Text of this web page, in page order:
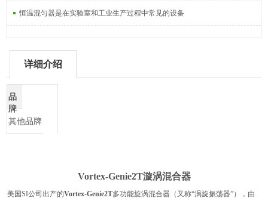
恒温混匀器是在实验室和工业生产过程中常见的设备
详细介绍
品
牌
其他品牌
Vortex-Genie2T漩涡混合器
美国SI公司出产的Vortex-Genie2T多功能旋涡混合器 （又称“涡旋振荡器”）
，由